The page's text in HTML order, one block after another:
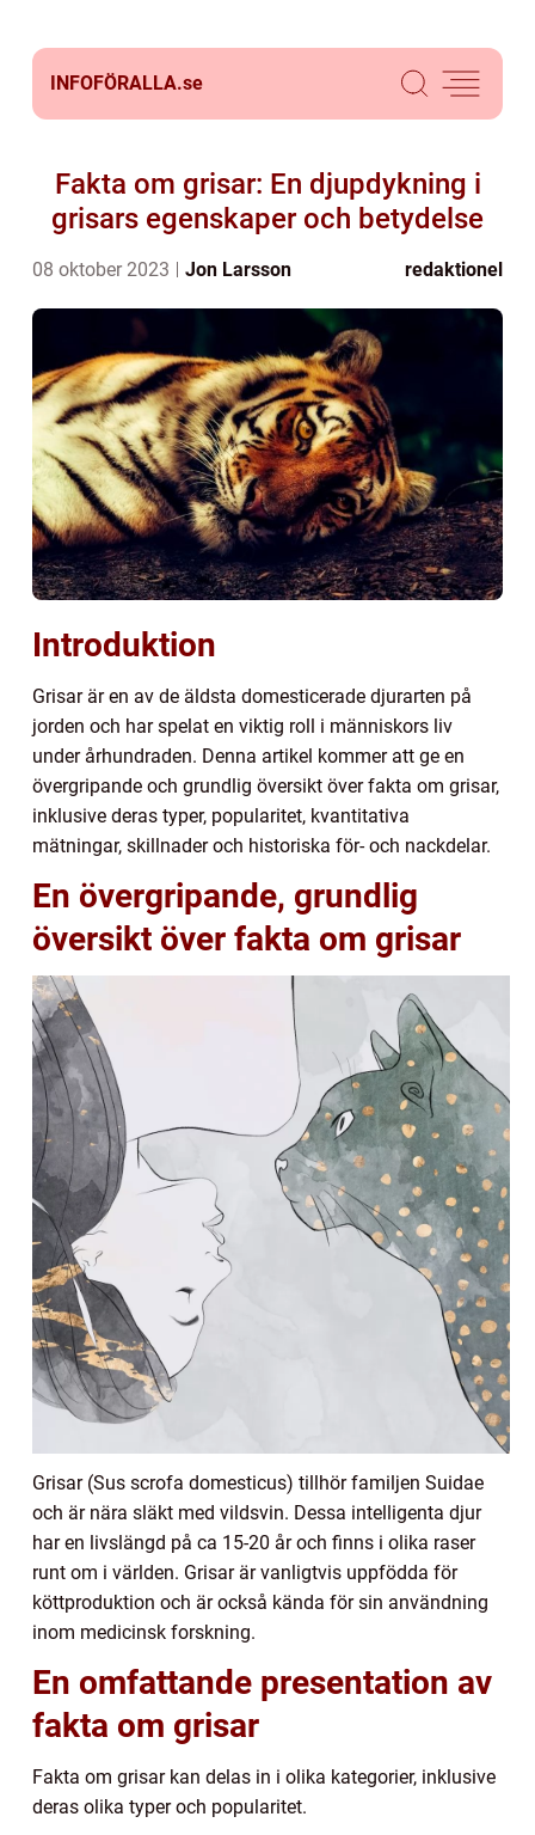
INFOFÖRALLA.se
Fakta om grisar: En djupdykning i
grisars egenskaper och betydelse
08 oktober 2023 Jon Larsson redaktionel
Introduktion
Grisar är en av de äldsta domesticerade djurarten på
jorden och har spelat en viktig roll i människors liv
under århundraden. Denna artikel kommer att ge en
övergripande och grundlig översikt över fakta om grisar,
inklusive deras typer, popularitet, kvantitativa
mätningar, skillnader och historiska för- och nackdelar.
En övergripande, grundlig
översikt över fakta om grisar
Grisar (Sus scrofa domesticus) tillhör familjen Suidae
och är nära släkt med vildsvin. Dessa intelligenta djur
har en livslängd på ca 15-20 år och finns i olika raser
runt om i världen. Grisar är vanligtvis uppfödda för
köttproduktion och är också kända för sin användning
inom medicinsk forskning.
En omfattande presentation av
fakta om grisar
Fakta om grisar kan delas in i olika kategorier, inklusive
deras olika typer och popularitet.